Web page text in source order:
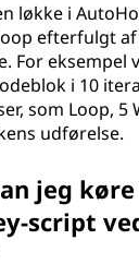
løkke i
efterfulgt
For eksempel
i 10
som Loop, 5
udførelse.
jeg
script